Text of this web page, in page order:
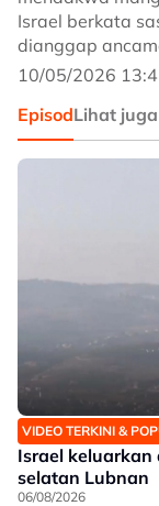
Israel berkata
dianggap
10/05/2026
EpisodLihat juga
VIDEO TERKINI &
Israel
selatan Lubnan
06/08/2026